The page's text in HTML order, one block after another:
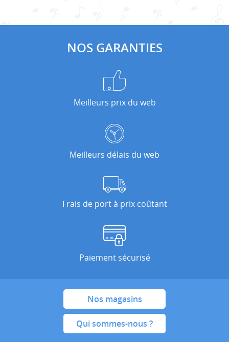
NOS GARANTIES
Meilleurs prix du web
Meilleurs délais du web
Frais de port à prix coûtant
Paiement sécurisé
Nos magasins
Qui sommes-nous ?